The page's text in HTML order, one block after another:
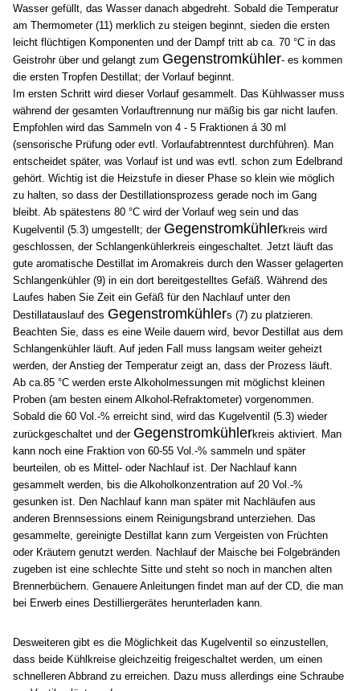
Wasser gefüllt, das Wasser danach abgedreht. Sobald die Temperatur
am Thermometer (11) merklich zu steigen beginnt, sieden die ersten
leicht flüchtigen Komponenten und der Dampf tritt ab ca. 70 °C in das
Geistrohr über und gelangt zum Gegenstromkühler- es kommen
die ersten Tropfen Destillat; der Vorlauf beginnt.
Im ersten Schritt wird dieser Vorlauf gesammelt. Das Kühlwasser muss
während der gesamten Vorlauftrennung nur mäßig bis gar nicht laufen.
Empfohlen wird das Sammeln von 4 - 5 Fraktionen á 30 ml
(sensorische Prüfung oder evtl. Vorlaufabtrenntest durchführen). Man
entscheidet später, was Vorlauf ist und was evtl. schon zum Edelbrand
gehört. Wichtig ist die Heizstufe in dieser Phase so klein wie möglich
zu halten, so dass der Destillationsprozess gerade noch im Gang
bleibt. Ab spätestens 80 °C wird der Vorlauf weg sein und das
Kugelventil (5.3) umgestellt; der Gegenstromkühlerkreis wird
geschlossen, der Schlangenkühlerkreis eingeschaltet. Jetzt läuft das
gute aromatische Destillat im Aromakreis durch den Wasser gelagerten
Schlangenkühler (9) in ein dort bereitgestelltes Gefäß. Während des
Laufes haben Sie Zeit ein Gefäß für den Nachlauf unter den
Destillatauslauf des Gegenstromkühlers (7) zu platzieren.
Beachten Sie, dass es eine Weile dauern wird, bevor Destillat aus dem
Schlangenkühler läuft. Auf jeden Fall muss langsam weiter geheizt
werden, der Anstieg der Temperatur zeigt an, dass der Prozess läuft.
Ab ca.85 °C werden erste Alkoholmessungen mit möglichst kleinen
Proben (am besten einem Alkohol-Refraktometer) vorgenommen.
Sobald die 60 Vol.-% erreicht sind, wird das Kugelventil (5.3) wieder
zurückgeschaltet und der Gegenstromkühlerkreis aktiviert. Man
kann noch eine Fraktion von 60-55 Vol.-% sammeln und später
beurteilen, ob es Mittel- oder Nachlauf ist. Der Nachlauf kann
gesammelt werden, bis die Alkoholkonzentration auf 20 Vol.-%
gesunken ist. Den Nachlauf kann man später mit Nachläufen aus
anderen Brennsessions einem Reinigungsbrand unterziehen. Das
gesammelte, gereinigte Destillat kann zum Vergeisten von Früchten
oder Kräutern genutzt werden. Nachlauf der Maische bei Folgebränden
zugeben ist eine schlechte Sitte und steht so noch in manchen alten
Brennerbüchern. Genauere Anleitungen findet man auf der CD, die man
bei Erwerb eines Destilliergerätes herunterladen kann.
Desweiteren gibt es die Möglichkeit das Kugelventil so einzustellen,
dass beide Kühlkreise gleichzeitig freigeschaltet werden, um einen
schnelleren Abbrand zu erreichen. Dazu muss allerdings eine Schraube